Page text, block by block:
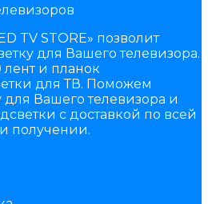
TV STORE» позволит
для Вашего телевизора.
и планок
для ТВ. Поможем
для Вашего телевизора и
с доставкой по всей
получении.